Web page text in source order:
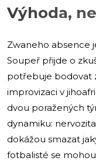
Výhoda,
Zwaneho absence
Soupeř přijde o
potřebuje bodovat
improvizaci v
dvou poražených
dynamiku:
dokážou smazat
fotbalisté se